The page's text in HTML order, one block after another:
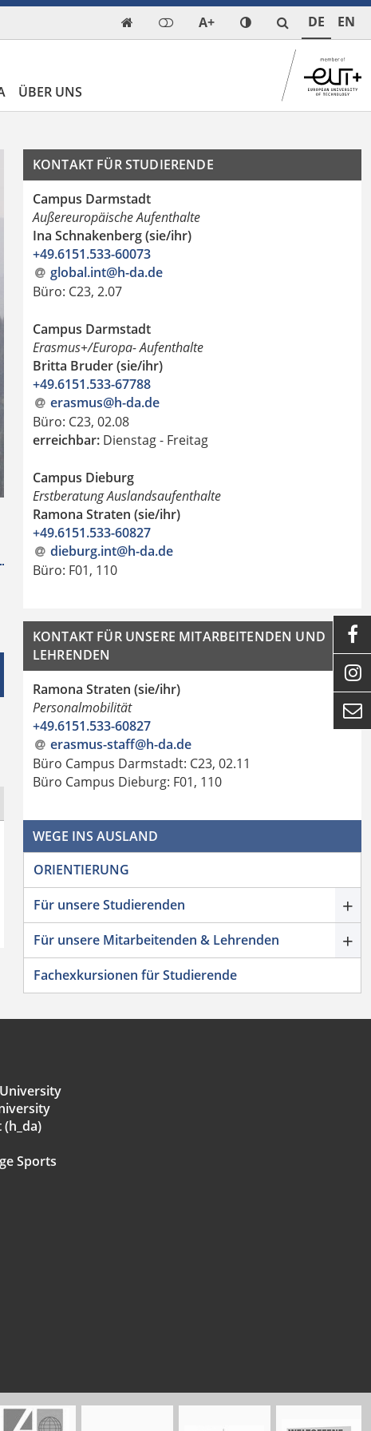
 A+ DE EN
ÜBER UNS
KONTAKT FÜR STUDIERENDE
Campus Darmstadt
Außereuropäische Aufenthalte
Ina Schnakenberg (sie/ihr)
+49.6151.533-60073
global.int@h-da.de
Büro: C23, 2.07
Campus Darmstadt
Erasmus+/Europa- Aufenthalte
Britta Bruder (sie/ihr)
+49.6151.533-67788
erasmus@h-da.de
Büro: C23, 02.08
erreichbar: Dienstag - Freitag
Campus Dieburg
Erstberatung Auslandsaufenthalte
Ramona Straten (sie/ihr)
+49.6151.533-60827
dieburg.int@h-da.de
Büro: F01, 110
KONTAKT FÜR UNSERE MITARBEITENDEN UND
LEHRENDEN
Ramona Straten (sie/ihr)
Personalmobilität
+49.6151.533-60827
erasmus-staff@h-da.de
Büro Campus Darmstadt: C23, 02.11
Büro Campus Dieburg: F01, 110
WEGE INS AUSLAND
ORIENTIERUNG
Für unsere Studierenden
+
Für unsere Mitarbeitenden & Lehrenden +
Fachexkursionen für Studierende
Sports


